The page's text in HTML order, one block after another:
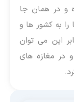
و در همان جا
را به کشور ها و
این می توان
در مغازه های